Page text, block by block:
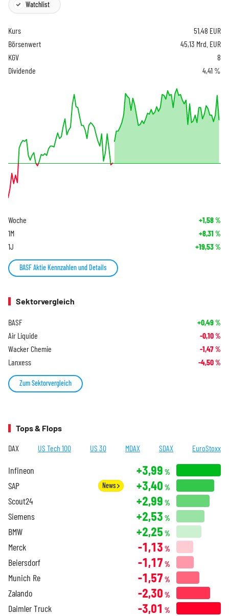
Watchlist
Kurs 51,48 EUR
Börsenwert
45,13 Mrd. EUR
KGV
8
Dividende
4,41 %
Woche +1,58%
1M +8,31 %
1J +19,53%
BASF Aktie Kennzahlen und Details
Sektorvergleich
BASF +0,49%
Air Liquide -0,10%
Wacker Chemie -1,47%
Lanxess -4,50%
Zum Sektorvergleich
Tops & Flops
DAX US Tech 100 US 30 MDAX SDAX EuroStoxx
Infineon +3,99 %
SAP News +3,40 %
Scout24 +2,99 %
Siemens +2,53 %
BMW +2,25 %
Merck -1,13 %
Beiersdorf -1,17 %
Munich Re -1,57 %
Zalando -2,30 %
Daimler Truck -3,01 %